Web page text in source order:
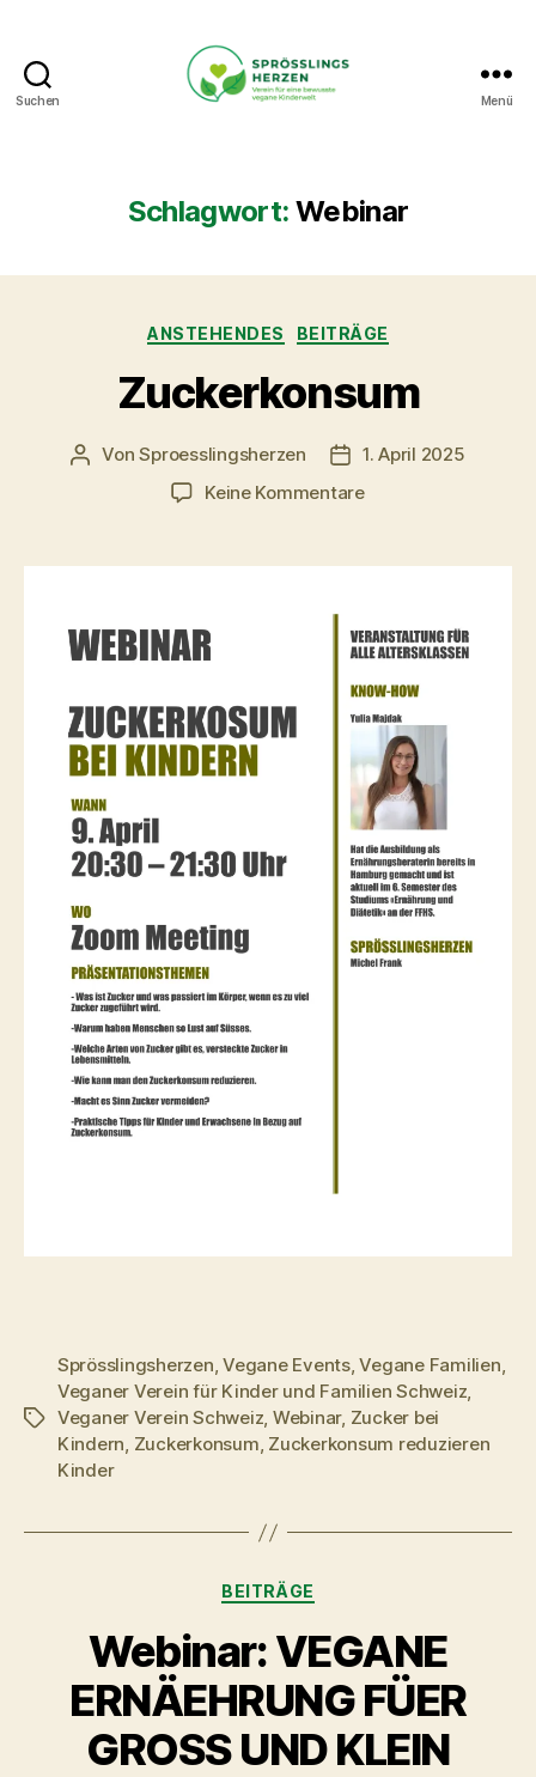
Suchen
für
eine
vegane
Menü
Schlagwort: Webinar
Kategorien
ANSTEHENDES BEITRÄGE
Zuckerkonsum
Beitragsautor
VonSproesslingsherzen
1. April 2025
Keine Kommentarezu
Schlagwörter
Sprösslingsherzen,Vegane Events,Vegane Familien,
Veganer Verein für Kinder und Familien Schweiz,
Veganer Verein Schweiz, Webinar, Zucker bei
Kindern, Zuckerkonsum, Zuckerkonsum reduzieren
Kinder
Kategorien
BEITRÄGE
Webinar: VEGANE
ERNÄEHRUNG FÜER
GROSS UND KLEIN